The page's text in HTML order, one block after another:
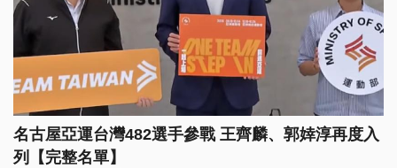
名古屋亞運台灣482選手參戰 王齊麟、郭婞淳再度入
列【完整名單】